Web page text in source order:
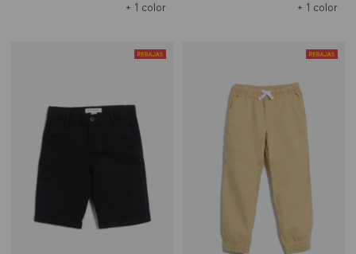
+ 1 color + 1 color